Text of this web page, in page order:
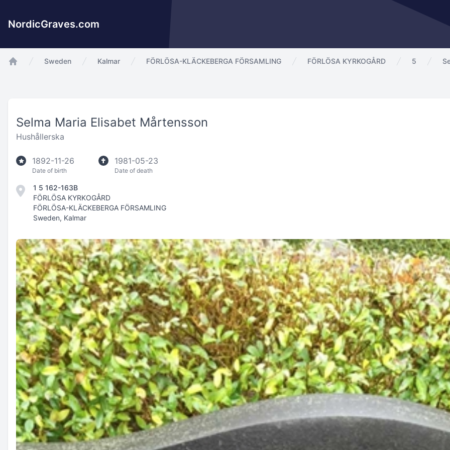
NordicGraves.com
Sweden Kalmar FÖRLÖSA-KLÄCKEBERGA FÖRSAMLING FÖRLÖSA KYRKOGÅRD 5
Selma Maria Elisabet Mårtensson
Hushållerska
1892-11-26
Date of birth
1981-05-23
Date of death
1 5 162-163B
FÖRLÖSA KYRKOGÅRD
FÖRLÖSA-KLÄCKEBERGA FÖRSAMLING
Sweden, Kalmar